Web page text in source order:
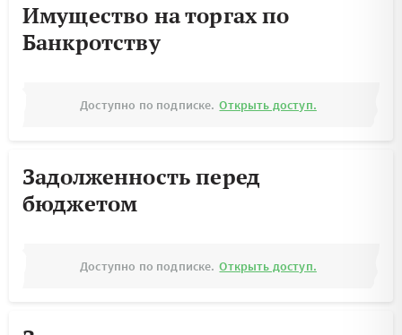
Имущество на торгах по
Банкротству
Доступно по подписке. Открыть доступ.
Задолженность перед
бюджетом
Доступно по подписке. Открыть доступ.